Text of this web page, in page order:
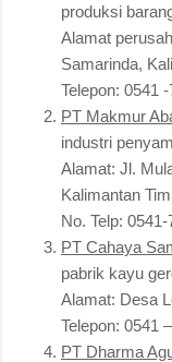
produksi
Alamat
Samarinda,
Telepon: 0541 -
PT Makmur
industri
Alamat: Jl.
Kalimantan
No. Telp:
PT Cahaya
pabrik kayu
Alamat: Desa
Telepon: 0541
PT Dharma